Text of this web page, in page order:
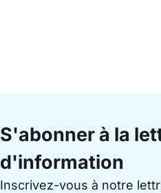
S'abonner à la
d'information
Inscrivez-vous à notre